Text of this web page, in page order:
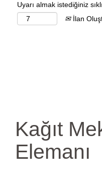
Uyarı almak istediğiniz
İlan
Kağıt
Elemanı